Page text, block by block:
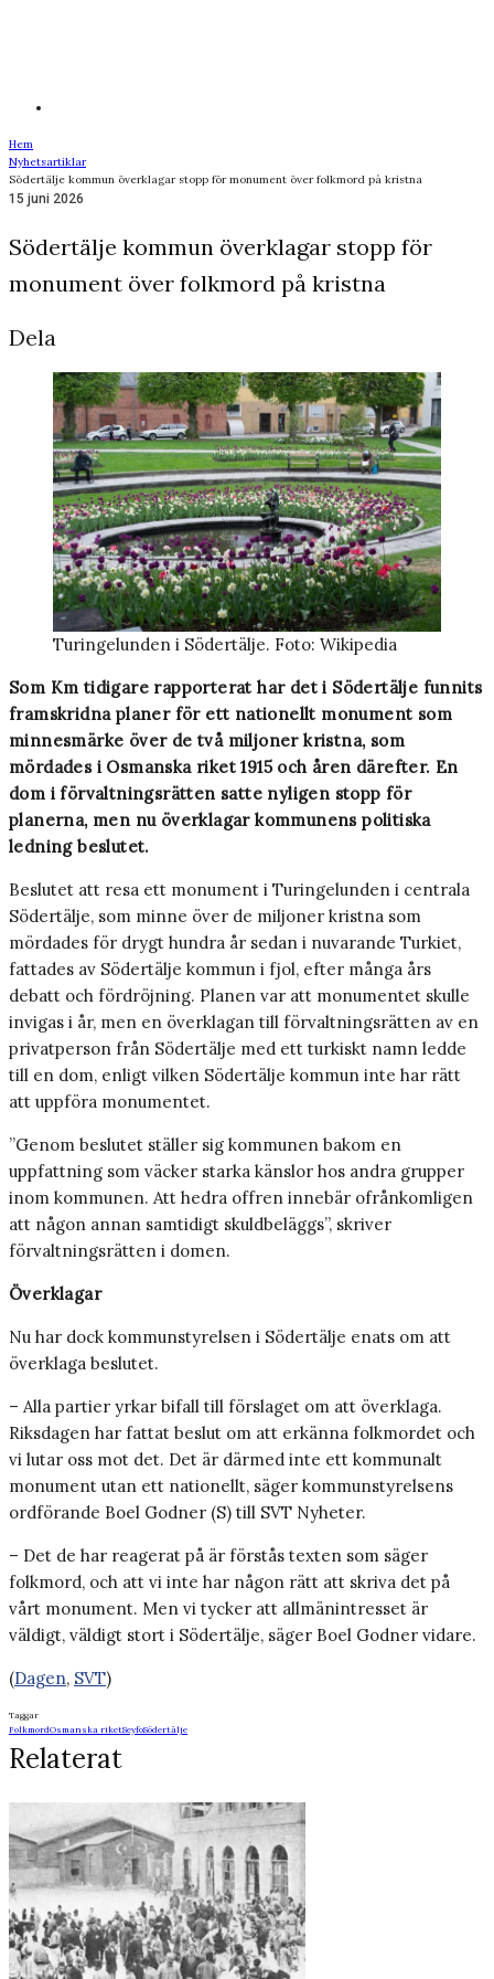
Hem
Nyhetsartiklar
Södertälje kommun överklagar stopp för monument över folkmord på kristna
15 juni 2026
Södertälje kommun överklagar stopp för
monument över folkmord på kristna
Dela
Turingelunden i Södertälje. Foto: Wikipedia
Som Km tidigare rapporterat har det i Södertälje funnits
framskridna planer för ett nationellt monument som
minnesmärke över de två miljoner kristna, som
mördades i Osmanska riket 1915 och åren därefter. En
dom i förvaltningsrätten satte nyligen stopp för
planerna, men nu överklagar kommunens politiska
ledning beslutet.
Beslutet att resa ett monument i Turingelunden i centrala
Södertälje, som minne över de miljoner kristna som
mördades för drygt hundra år sedan i nuvarande Turkiet,
fattades av Södertälje kommun i fjol, efter många års
debatt och fördröjning. Planen var att monumentet skulle
invigas i år, men en överklagan till förvaltningsrätten av en
privatperson från Södertälje med ett turkiskt namn ledde
till en dom, enligt vilken Södertälje kommun inte har rätt
att uppföra monumentet.
”Genom beslutet ställer sig kommunen bakom en
uppfattning som väcker starka känslor hos andra grupper
inom kommunen. Att hedra offren innebär ofrånkomligen
att någon annan samtidigt skuldbeläggs”, skriver
förvaltningsrätten i domen.
Överklagar
Nu har dock kommunstyrelsen i Södertälje enats om att
överklaga beslutet.
– Alla partier yrkar bifall till förslaget om att överklaga.
Riksdagen har fattat beslut om att erkänna folkmordet och
vi lutar oss mot det. Det är därmed inte ett kommunalt
monument utan ett nationellt, säger kommunstyrelsens
ordförande Boel Godner (S) till SVT Nyheter.
– Det de har reagerat på är förstås texten som säger
folkmord, och att vi inte har någon rätt att skriva det på
vårt monument. Men vi tycker att allmänintresset är
väldigt, väldigt stort i Södertälje, säger Boel Godner vidare.
(Dagen, SVT)
Taggar
FolkmordOsmanska riketSeyfoSödertälje
Relaterat